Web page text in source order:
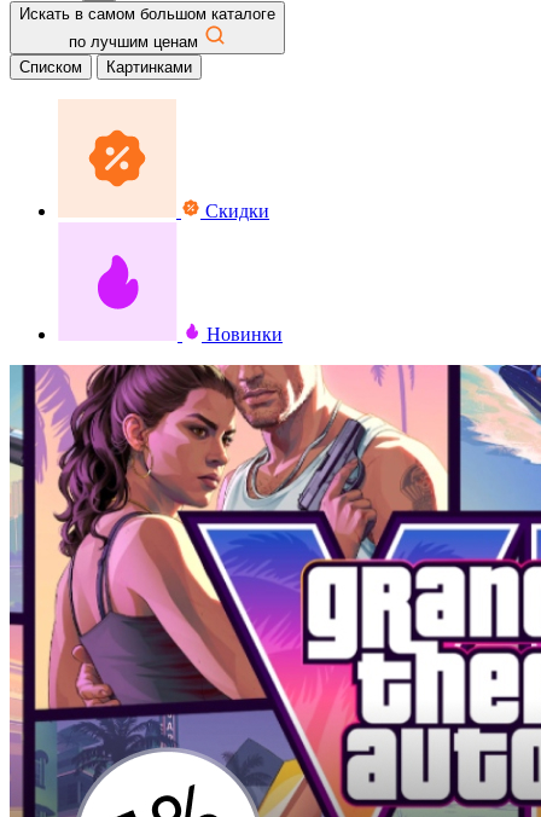
Искать в самом большом каталоге
по лучшим ценам
Списком
Картинками
Скидки
Новинки